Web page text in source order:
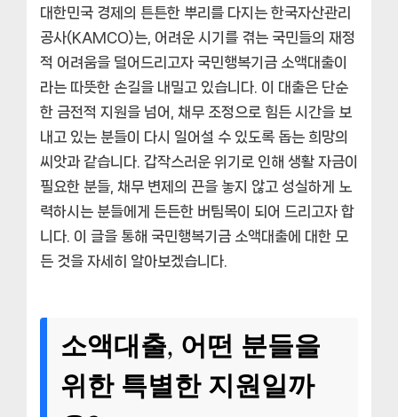
대한민국 경제의 튼튼한 뿌리를 다지는 한국자산관리
공사(KAMCO)는, 어려운 시기를 겪는 국민들의 재정
적 어려움을 덜어드리고자 국민행복기금 소액대출이
라는 따뜻한 손길을 내밀고 있습니다. 이 대출은 단순
한 금전적 지원을 넘어, 채무 조정으로 힘든 시간을 보
내고 있는 분들이 다시 일어설 수 있도록 돕는 희망의
씨앗과 같습니다. 갑작스러운 위기로 인해 생활 자금이
필요한 분들, 채무 변제의 끈을 놓지 않고 성실하게 노
력하시는 분들에게 든든한 버팀목이 되어 드리고자 합
니다. 이 글을 통해 국민행복기금 소액대출에 대한 모
든 것을 자세히 알아보겠습니다.
소액대출, 어떤 분들을
위한 특별한 지원일까